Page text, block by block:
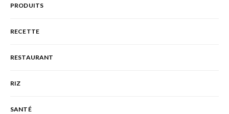
PRODUITS
RECETTE
RESTAURANT
RIZ
SANTÉ